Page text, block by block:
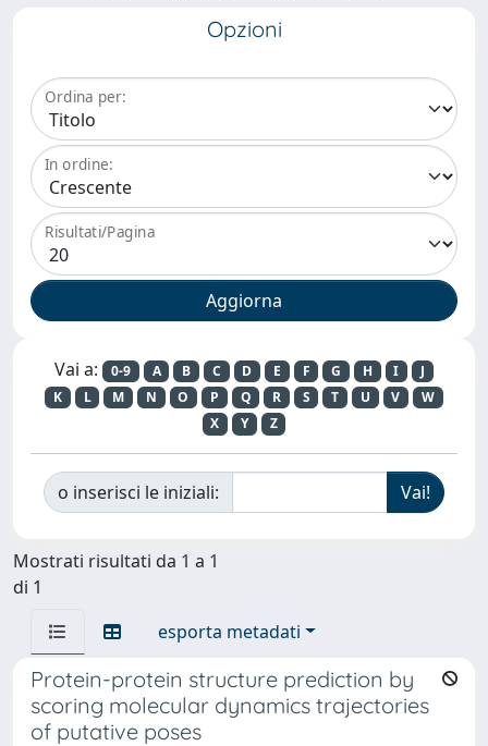
Opzioni
Ordina per:
In ordine:
Risultati/Pagina
Vai a: 0-9 A B C D E F G H I
J
K
L M N O P Q R S T U V
W
X
Y Z
o inserisci le iniziali:
Mostrati risultati da 1 a 1
di 1
esporta metadati
Protein-protein structure prediction by
scoring molecular dynamics trajectories
of putative poses